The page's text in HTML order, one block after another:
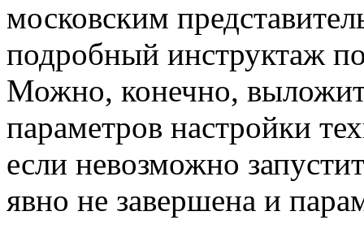
московским
подробный инструктаж
Можно, конечно,
параметров настройки
если невозможно
явно не завершена и